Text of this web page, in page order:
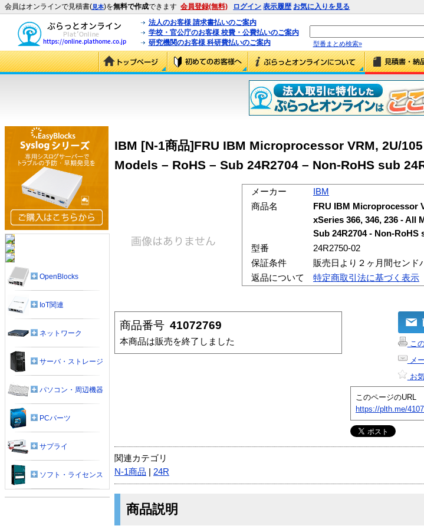
会員はオンラインで見積書(見本)を無料で作成できます 会員登録(無料) ログイン 表示履歴 お気に入りを見る
法人のお客様 請求書払いのご案内
学校・官公庁のお客様 校費・公費払いのご案内
研究機関のお客様 科研費払いのご案内
型番まとめ検索»
IBM [N-1商品]FRU IBM Microprocessor VRM, 2U/
Models – RoHS – Sub 24R2704 – Non-RoHS sub
メーカー
IBM
商品名
FRU IBM Microprocessor
xSeries 366, 346, 236 - All
Sub 24R2704 - Non-RoHS
型番
24R2750-02
保証条件
販売日より２ヶ月間センド
返品について
特定商取引法に基づく表示
商品番号 41072769
本商品は販売を終了しました
こ
メ
お
このページのURL
https://plth.me/
関連カテゴリ
N-1商品
24R
商品説明
OpenBlocks
IoT関連
ネットワーク
サーバ・ストレージ
パソコン・周辺機器
PCパーツ
サプライ
ソフト・ライセンス